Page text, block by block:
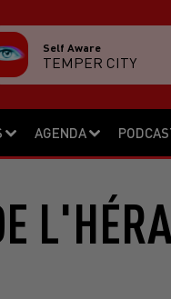
AGENDA
Self Aware
TEMPER CITY